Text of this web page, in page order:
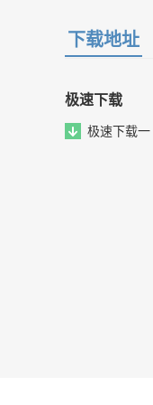
下载地址
极速下载
极速下载一